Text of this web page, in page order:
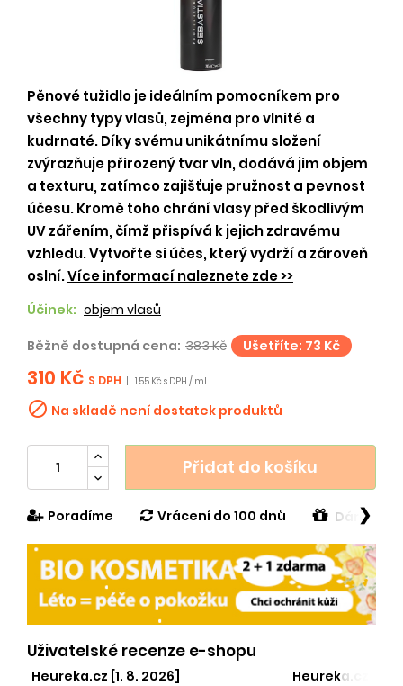
Pěnové tužidlo je ideálním pomocníkem pro
všechny typy vlasů, zejména pro vlnité a
kudrnaté. Díky svému unikátnímu složení
zvýrazňuje přirozený tvar vln, dodává jim objem
a texturu, zatímco zajišťuje pružnost a pevnost
účesu. Kromě toho chrání vlasy před škodlivým
UV zářením, čímž přispívá k jejich zdravému
vzhledu. Vytvořte si účes, který vydrží a zároveň
oslní.Více informací naleznete zde >>
Účinek: objem vlasů
Běžně dostupná cena: 383 Kč Ušetříte: 73 Kč
310 Kč S DPH 1.55 Kč s DPH / ml
 Na skladě není dostatek produktů
Přidat do košíku
Poradíme Vrácení do 100 dnů Dárek v
❯
Uživatelské recenze e-shopu
Heureka.cz [1. 8. 2026] Heureka.cz [29.